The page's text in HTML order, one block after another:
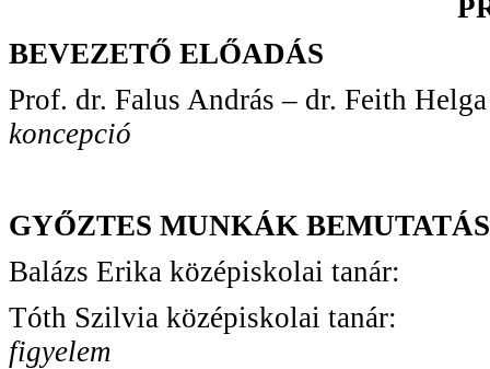
BEVEZETŐ ELŐADÁS
Prof. dr. Falus András – dr. Feith
koncepció
GYŐZTES MUNKÁK
Balázs Erika
Tóth Szilvia
figyelem